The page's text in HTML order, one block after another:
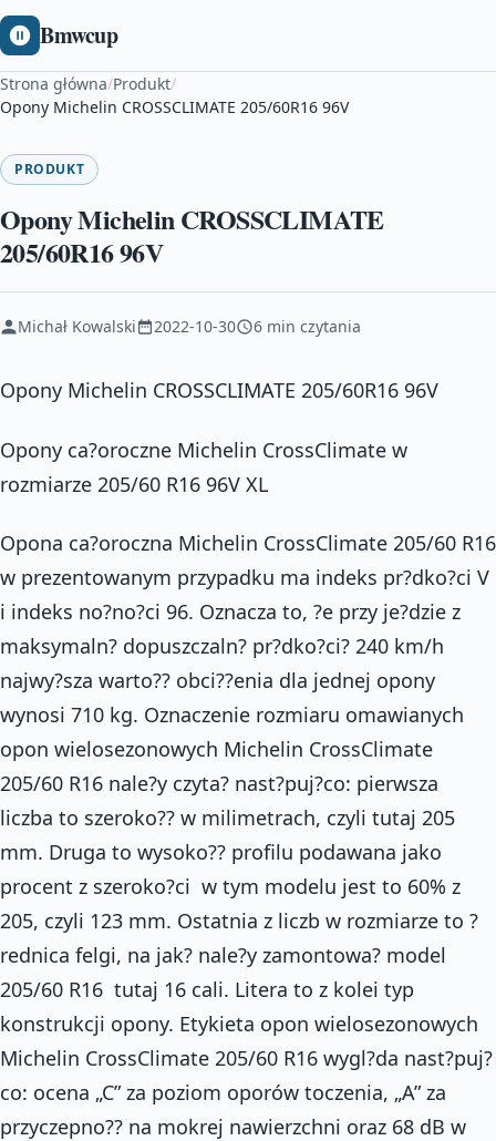
Bmwcup
Strona główna/Produkt/
Opony Michelin CROSSCLIMATE 205/60R16 96V
PRODUKT
Opony Michelin CROSSCLIMATE
205/60R16 96V
Michał Kowalski 2022-10-30 6 min czytania
Opony Michelin CROSSCLIMATE 205/60R16 96V
Opony ca?oroczne Michelin CrossClimate w
rozmiarze 205/60 R16 96V XL
Opona ca?oroczna Michelin CrossClimate 205/60 R16
w prezentowanym przypadku ma indeks pr?dko?ci V
i indeks no?no?ci 96. Oznacza to, ?e przy je?dzie z
maksymaln? dopuszczaln? pr?dko?ci? 240 km/h
najwy?sza warto?? obci??enia dla jednej opony
wynosi 710 kg. Oznaczenie rozmiaru omawianych
opon wielosezonowych Michelin CrossClimate
205/60 R16 nale?y czyta? nast?puj?co: pierwsza
liczba to szeroko?? w milimetrach, czyli tutaj 205
mm. Druga to wysoko?? profilu podawana jako
procent z szeroko?ci  w tym modelu jest to 60% z
205, czyli 123 mm. Ostatnia z liczb w rozmiarze to ?
rednica felgi, na jak? nale?y zamontowa? model
205/60 R16  tutaj 16 cali. Litera to z kolei typ
konstrukcji opony. Etykieta opon wielosezonowych
Michelin CrossClimate 205/60 R16 wygl?da nast?puj?
co: ocena „C” za poziom oporów toczenia, „A” za
przyczepno?? na mokrej nawierzchni oraz 68 dB w